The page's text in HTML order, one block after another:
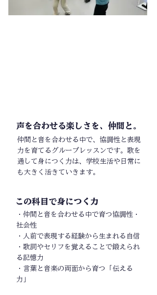
声を合わせる楽しさを、仲間と。
仲間と音を合わせる中で、協調性と表現
力を育てるグループレッスンです。歌を
通して身につく力は、学校生活や日常に
も大きく活きていきます。
この科目で身につく力
・仲間と音を合わせる中で育つ協調性・
社会性
・人前で表現する経験から生まれる自信
・歌詞やセリフを覚えることで鍛えられ
る記憶力
・言葉と音楽の両面から育つ「伝える
力」